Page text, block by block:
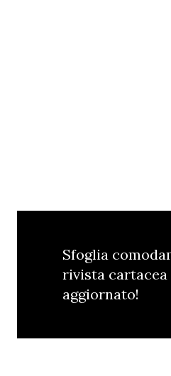
Sfoglia
rivista cartacea
aggiornato!